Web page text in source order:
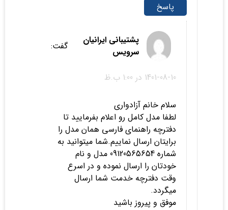
پاسخ
پشتیبانی ایرانیان
سرویس
گفت:
1401-08-10 در 1:00 ب.ظ
سلام خانم آزادواری
لطفا مدل کامل رو اعلام بفرمایید تا
دفترچه راهنمای فارسی همان مدل را
برایتان ارسال نماییم.شما میتوانید به
شماره 09120565654 مدل و نام
خودتان را ارسال نموده و در اسرع
وقت دفترچه خدمت شما ارسال
میگردد.
موفق و پیروز باشید